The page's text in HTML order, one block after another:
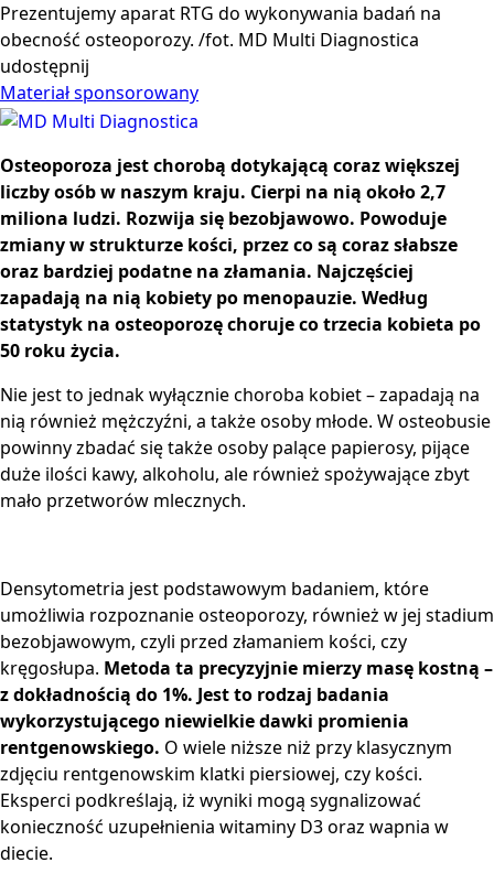
Prezentujemy aparat RTG do wykonywania badań na
obecność osteoporozy. /fot. MD Multi Diagnostica
udostępnij
Materiał sponsorowany
Osteoporoza jest chorobą dotykającą coraz większej
liczby osób w naszym kraju. Cierpi na nią około 2,7
miliona ludzi. Rozwija się bezobjawowo. Powoduje
zmiany w strukturze kości, przez co są coraz słabsze
oraz bardziej podatne na złamania. Najczęściej
zapadają na nią kobiety po menopauzie. Według
statystyk na osteoporozę choruje co trzecia kobieta po
50 roku życia.
Nie jest to jednak wyłącznie choroba kobiet – zapadają na
nią również mężczyźni, a także osoby młode. W osteobusie
powinny zbadać się także osoby palące papierosy, pijące
duże ilości kawy, alkoholu, ale również spożywające zbyt
mało przetworów mlecznych.
Densytometria jest podstawowym badaniem, które
umożliwia rozpoznanie osteoporozy, również w jej stadium
bezobjawowym, czyli przed złamaniem kości, czy
kręgosłupa. Metoda ta precyzyjnie mierzy masę kostną –
z dokładnością do 1%. Jest to rodzaj badania
wykorzystującego niewielkie dawki promienia
rentgenowskiego. O wiele niższe niż przy klasycznym
zdjęciu rentgenowskim klatki piersiowej, czy kości.
Eksperci podkreślają, iż wyniki mogą sygnalizować
konieczność uzupełnienia witaminy D3 oraz wapnia w
diecie.